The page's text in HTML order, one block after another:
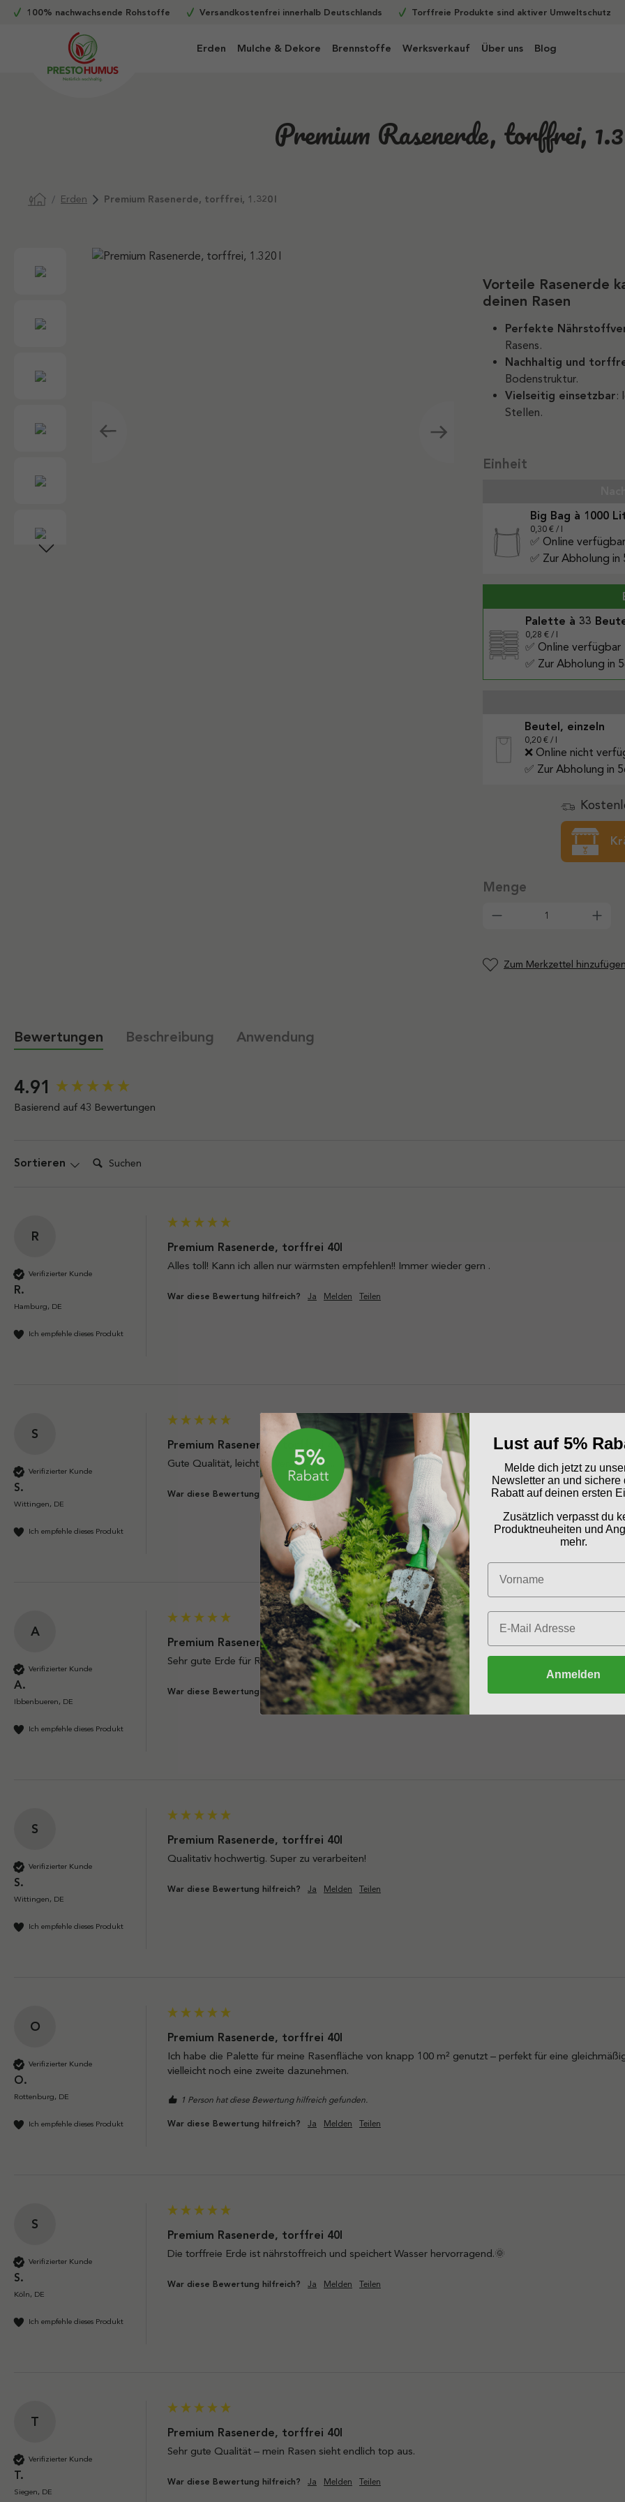
Hauptinhalt springen
Zur Suche springen
Zur Hauptnavigation springen
100% nachwachsende Rohstoffe Versandkostenfrei innerhalb Deutschlands Torffreie Produkte sind aktiver Umweltschutz
Erden Mulche & Dekore Brennstoffe Werksverkauf Über uns Blog
Premium Rasenerde, torffrei,
Erden Premium Rasenerde, torffrei, 1.320 l
Vorteile Rasenerde
deinen Rasen
Perfekte
Rasens.
Nachhaltig und
Bodenstruktur.
Vielseitig einsetzbar:
Stellen.
Einheit
Big Bag à 1000
0,30 € / l
✅ Online verfügbar
✅ Zur Abholung
Palette à 33
0,28 € / l
✅ Online verfügbar
✅ Zur Abholung in
Beutel, einzeln
0,20 € / l
❌ Online nicht
✅ Zur Abholung in
Produkt Anzahl:
Zum Merkzettel hinzufügen
Bewertungen Beschreibung Anwendung
4.91
Basierend auf 43 Bewertungen
Sortieren Suchen:
R
Verifizierter Kunde
R.
Hamburg, DE
Ich empfehle dieses Produkt
Premium Rasenerde, torffrei 40l
War diese Bewertung hilfreich? Ja Melden Teilen
S
Verifizierter Kunde
S.
Wittingen, DE
Ich empfehle dieses Produkt
Premium Rasenerde, torffrei 40l
Gute Qualität, leicht zu verarbeiten.... Top - Ergebnisse!
War diese Bewertung hilfreich? Melden Teilen
A
Verifizierter Kunde
A.
Ibbenbueren, DE
Ich empfehle dieses Produkt
Premium Rasenerde, torffrei 40l
Sehr gute Erde für Rasen gut geeignet.
War diese Bewertung hilfreich? Ja Melden Teilen
S
Verifizierter Kunde
S.
Wittingen, DE
Ich empfehle dieses Produkt
Premium Rasenerde, torffrei 40l
Qualitativ hochwertig. Super zu verarbeiten!
War diese Bewertung hilfreich? Ja Melden Teilen
O
Verifizierter Kunde
O.
Rottenburg, DE
Ich empfehle dieses Produkt
Premium Rasenerde, torffrei 40l
Ich habe die Palette für meine Rasenfläche von knapp 100 m² genutzt – perfekt für eine
vielleicht noch eine zweite dazunehmen.
1 Person hat diese Bewertung hilfreich gefunden.
War diese Bewertung hilfreich? Ja Melden Teilen
S
Verifizierter Kunde
S.
Köln, DE
Ich empfehle dieses Produkt
Premium Rasenerde, torffrei 40l
Die torffreie Erde ist nährstoffreich und speichert Wasser hervorragend.🌞
War diese Bewertung hilfreich? Ja Melden Teilen
T
Verifizierter Kunde
T.
Siegen, DE
Premium Rasenerde, torffrei 40l
Sehr gute Qualität – mein Rasen sieht endlich top aus.
War diese Bewertung hilfreich? Ja Melden Teilen
New content loaded
Lust auf 5%
Melde dich jetzt zu
Newsletter an und sichere
Rabatt auf deinen ersten
Zusätzlich verpasst du
Produktneuheiten und
mehr.
Anmelden